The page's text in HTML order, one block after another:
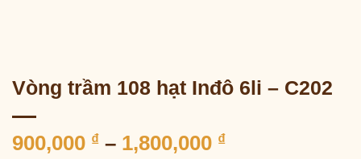
Vòng trầm 108 hạt Inđô 6li – C202
900,000 ₫ – 1,800,000 ₫Khoảng